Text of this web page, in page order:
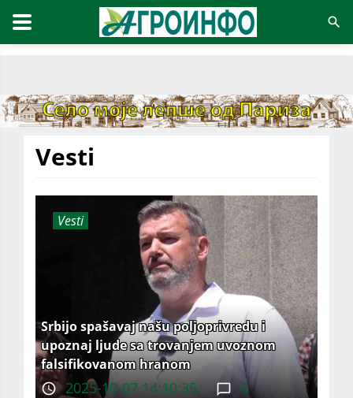
Vesti
Vesti
Srbijo spašavaj našu poljoprivredu i
upoznaj ljude sa trovanjem uvoznom
falsifikovanom hranom
2025-10-07 14:10:35 0